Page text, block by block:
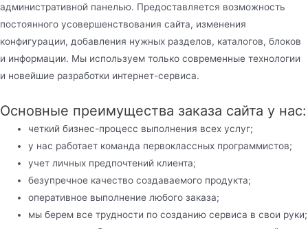
административной панелью. Предоставляется возможность
постоянного усовершенствования сайта, изменения
конфигурации, добавления нужных разделов, каталогов, блоков
и информации. Мы используем только современные технологии
и новейшие разработки интернет-сервиса.
Основные преимущества заказа сайта у нас:
четкий бизнес-процесс выполнения всех услуг;
у нас работает команда первоклассных программистов;
учет личных предпочтений клиента;
безупречное качество создаваемого продукта;
оперативное выполнение любого заказа;
мы берем все трудности по созданию сервиса в свои руки;